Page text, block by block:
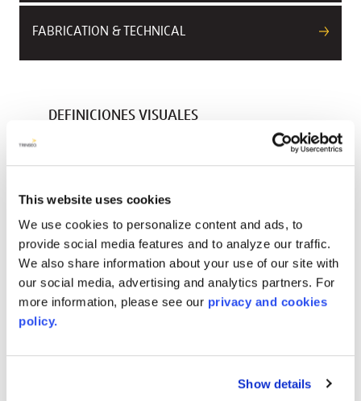
This website uses cookies
We use cookies to personalize content and ads, to
provide social media features and to analyze our traffic.
We also share information about your use of our site with
our social media, advertising and analytics partners. For
more information, please see our privacy and cookies
policy.
Show details
FABRICATION & TECHNICAL
DEFINICIONES VISUALES
6391
Nombre Del Color
Almond
Estética/patrón
Opaco
Color Range
Warm-Neutral